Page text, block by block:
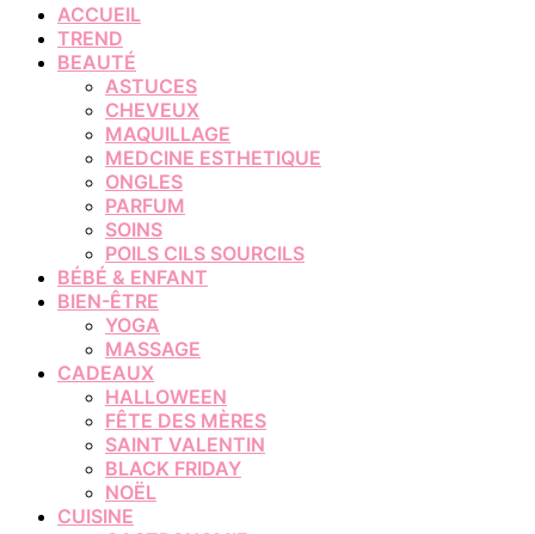
ACCUEIL
TREND
BEAUTÉ
ASTUCES
CHEVEUX
MAQUILLAGE
MEDCINE ESTHETIQUE
ONGLES
PARFUM
SOINS
POILS CILS SOURCILS
BÉBÉ & ENFANT
BIEN-ÊTRE
YOGA
MASSAGE
CADEAUX
HALLOWEEN
FÊTE DES MÈRES
SAINT VALENTIN
BLACK FRIDAY
NOËL
CUISINE